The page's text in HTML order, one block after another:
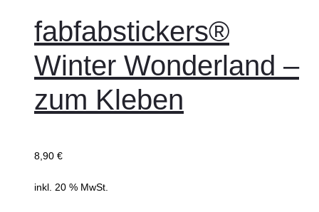
fabfabstickers®
Winter Wonderland –
zum Kleben
8,90 €
inkl. 20 % MwSt.